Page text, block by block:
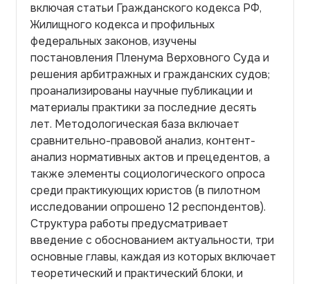
включая статьи Гражданского кодекса РФ,
Жилищного кодекса и профильных
федеральных законов, изучены
постановления Пленума Верховного Суда и
решения арбитражных и гражданских судов;
проанализированы научные публикации и
материалы практики за последние десять
лет. Методологическая база включает
сравнительно-правовой анализ, контент-
анализ нормативных актов и прецедентов, а
также элементы социологического опроса
среди практикующих юристов (в пилотном
исследовании опрошено 12 респондентов).
Структура работы предусматривает
введение с обоснованием актуальности, три
основные главы, каждая из которых включает
теоретический и практический блоки, и